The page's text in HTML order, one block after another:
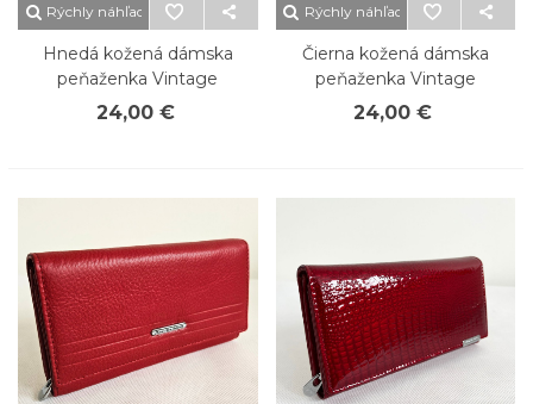
Rýchly náhľad
Hnedá kožená dámska
peňaženka Vintage
24,00 €
Rýchly náhľad
Čierna kožená dámska
peňaženka Vintage
24,00 €